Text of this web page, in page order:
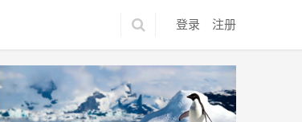
登录 注册